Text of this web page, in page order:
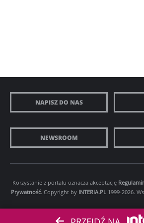
NAPISZ DO NAS
NEWSROOM
Korzystanie z portalu oznacza akceptację
Prywatność. Copyright by INTERIA.PL 1999-2026.